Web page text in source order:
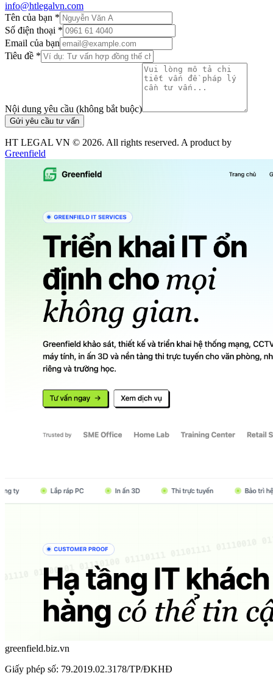
info@htlegalvn.com
Tên của bạn *
Số điện thoại *
Email của bạn
Tiêu đề *
Nội dung yêu cầu (không bắt buộc)
Gửi yêu cầu tư vấn
HT LEGAL VN © 2026. All rights reserved. A product by
Greenfield
greenfield.biz.vn
Giấy phép số: 79.2019.02.3178/TP/ĐKHĐ